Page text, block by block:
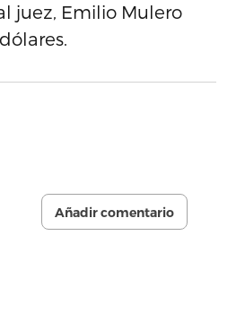
juez, Emilio Mulero
Añadir comentario